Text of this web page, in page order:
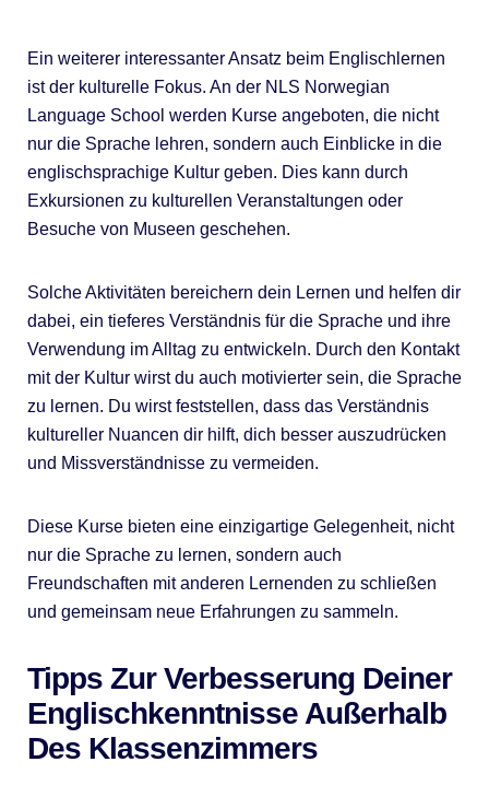
Ein weiterer interessanter Ansatz beim Englischlernen
ist der kulturelle Fokus. An der NLS Norwegian
Language School werden Kurse angeboten, die nicht
nur die Sprache lehren, sondern auch Einblicke in die
englischsprachige Kultur geben. Dies kann durch
Exkursionen zu kulturellen Veranstaltungen oder
Besuche von Museen geschehen.
Solche Aktivitäten bereichern dein Lernen und helfen dir
dabei, ein tieferes Verständnis für die Sprache und ihre
Verwendung im Alltag zu entwickeln. Durch den Kontakt
mit der Kultur wirst du auch motivierter sein, die Sprache
zu lernen. Du wirst feststellen, dass das Verständnis
kultureller Nuancen dir hilft, dich besser auszudrücken
und Missverständnisse zu vermeiden.
Diese Kurse bieten eine einzigartige Gelegenheit, nicht
nur die Sprache zu lernen, sondern auch
Freundschaften mit anderen Lernenden zu schließen
und gemeinsam neue Erfahrungen zu sammeln.
Tipps Zur Verbesserung Deiner
Englischkenntnisse Außerhalb
Des Klassenzimmers